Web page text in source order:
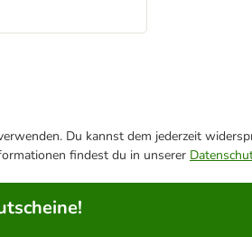
Du kannst dem jederzeit
findest du in unserer